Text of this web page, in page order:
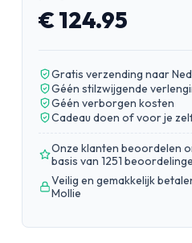
€ 124.95
Gratis verzending naar
Géén stilzwijgende
Géén verborgen kosten
Cadeau doen of voor je
Onze klanten beoordelen
basis van 1251
Veilig en gemakkelijk
Mollie